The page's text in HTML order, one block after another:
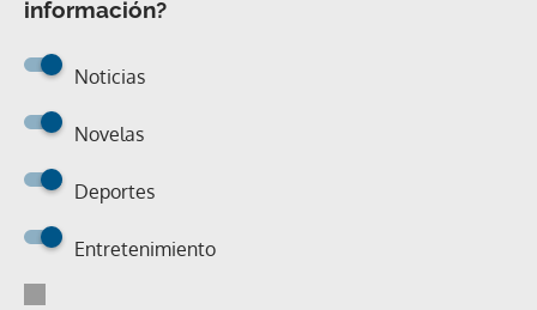
información?
Noticias
Novelas
Deportes
Entretenimiento